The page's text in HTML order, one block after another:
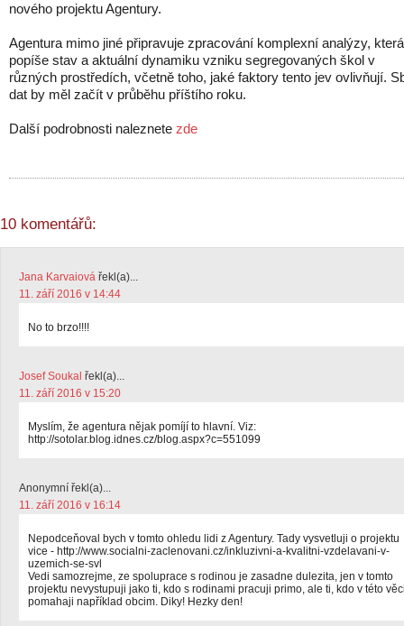
nového projektu Agentury.
Agentura mimo jiné připravuje zpracování komplexní analýzy, která
popíše stav a aktuální dynamiku vzniku segregovaných škol v
různých prostředích, včetně toho, jaké faktory tento jev ovlivňují.
dat by měl začít v průběhu příštího roku.
Další podrobnosti naleznete zde
10 komentářů:
Jana Karvaiová řekl(a)...
11. září 2016 v 14:44
No to brzo!!!!
Josef Soukal řekl(a)...
11. září 2016 v 15:20
Myslím, že agentura nějak pomíjí to hlavní. Viz:
http://sotolar.blog.idnes.cz/blog.aspx?c=551099
Anonymní řekl(a)...
11. září 2016 v 16:14
Nepodceňoval bych v tomto ohledu lidi z Agentury. Tady vysvetluji o projektu
vice - http://www.socialni-zaclenovani.cz/inkluzivni-a-kvalitni-vzdelavani-v-
uzemich-se-svl
Vedi samozrejme, ze spoluprace s rodinou je zasadne dulezita, jen v tomto
projektu nevystupuji jako ti, kdo s rodinami pracuji primo, ale ti, kdo v této
pomahaji například obcim. Diky! Hezky den!